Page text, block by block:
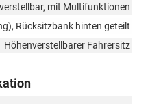
mit Multifunktionen
Rücksitzbank hinten geteilt
Höhenverstellbarer Fahrersitz